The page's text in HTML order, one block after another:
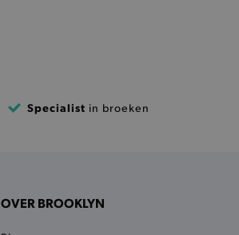
Specialist in broeken
OVER BROOKLYN